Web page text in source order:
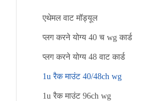
एथेमल वाट मॉड्यूल
प्लग करने योग्य 40 च wg कार्ड
प्लग करने योग्य 48 वाट कार्ड
1u रैक माउंट 40/48ch wg
1u रैक माउंट 96ch wg